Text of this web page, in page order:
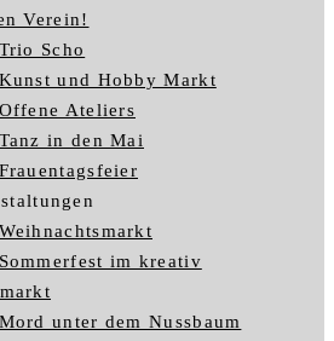
Verein!
Scho
und Hobby Markt
Ateliers
in den Mai
im kreativ
unter dem Nussbaum